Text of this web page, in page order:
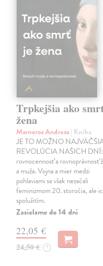
Trpkejšia ako
žena
Marneros Andreas| Kniha
JE TO MOŽNO
REVOLÚCIA NAŠICH DNÍ:
rovnocennosť a rovnoprávnosť
a muža. Vojna a mier medzi
pohlaviami sa však nezačali
feminizmom 20. storočia, ale
spolužitím.
Zasielame do 14 dní
22,05 €
24,50 € ?